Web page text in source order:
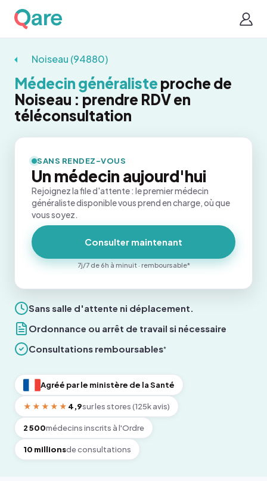
Noiseau (94880)
Médecin généraliste proche de
Noiseau : prendre RDV en
téléconsultation
Sans salle d'attente ni déplacement.
Ordonnance ou arrêt de travail si nécessaire
Consultations remboursables*
Agréé par le ministère de la Santé
★★★★★ 4,9sur les stores (125k avis)
2 500médecins inscrits à l'Ordre
10 millionsde consultations
SANS RENDEZ-VOUS
Un médecin aujourd'hui
Rejoignez la file d'attente : le premier médecin
généraliste disponible vous prend en charge, où que
vous soyez.
Consulter maintenant
7j/7 de 6h à minuit · remboursable*